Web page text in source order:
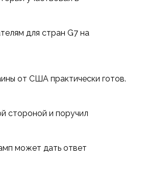
для стран G7 на
от США практически готов.
стороной и поручил
может дать ответ